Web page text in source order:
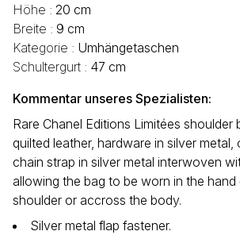
Höhe : 20 cm
Breite : 9 cm
Kategorie : Umhängetaschen
Schultergurt : 47 cm
Kommentar unseres Spezialisten:
Rare Chanel Editions Limitées shoulder
quilted leather, hardware in silver
chain strap in silver metal interwoven
allowing the bag to be worn in the hand
shoulder or accross the body.
Silver metal flap fastener.